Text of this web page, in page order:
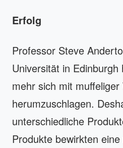
Erfolg
Professor Steve
Universität in
mehr sich mit muffeliger
herumzuschlagen.
unterschiedliche
Produkte bewirkten